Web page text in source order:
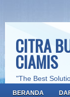
CITRA
CIAMIS
"The Best
BERANDA